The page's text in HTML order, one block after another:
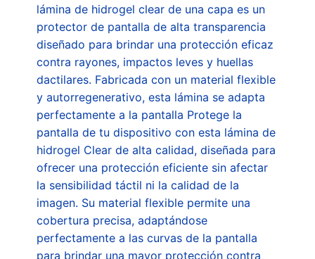
lámina de hidrogel clear de una capa es un
protector de pantalla de alta transparencia
diseñado para brindar una protección eficaz
contra rayones, impactos leves y huellas
dactilares. Fabricada con un material flexible
y autorregenerativo, esta lámina se adapta
perfectamente a la pantalla Protege la
pantalla de tu dispositivo con esta lámina de
hidrogel Clear de alta calidad, diseñada para
ofrecer una protección eficiente sin afectar
la sensibilidad táctil ni la calidad de la
imagen. Su material flexible permite una
cobertura precisa, adaptándose
perfectamente a las curvas de la pantalla
para brindar una mayor protección contra